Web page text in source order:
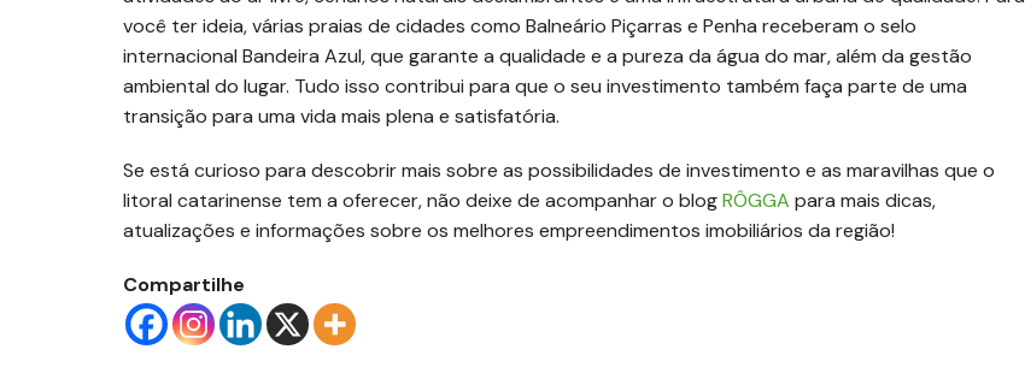
você ter ideia, várias praias de cidades como Balneário Piçarras e Penha receberam o selo
internacional Bandeira Azul, que garante a qualidade e a pureza da água do mar, além da gestão
ambiental do lugar. Tudo isso contribui para que o seu investimento também faça parte de uma
transição para uma vida mais plena e satisfatória.
Se está curioso para descobrir mais sobre as possibilidades de investimento e as maravilhas que o
litoral catarinense tem a oferecer, não deixe de acompanhar o blogRÔGGA para mais dicas,
atualizações e informações sobre os melhores empreendimentos imobiliários da região!
Compartilhe